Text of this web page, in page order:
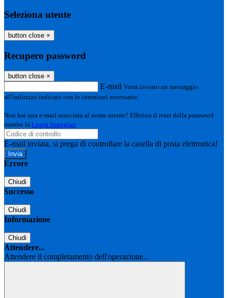
Seleziona utente
button close ×
Recupero password
button close ×
E-mail Verrà inviato un messaggio
all'indirizzo indicato con le istruzioni necessarie.
Non hai una e-mail associata al nome utente? Effettua il reset della password
tramite la Login Spaggiari
E-mail inviata, si prega di controllare la casella di posta elettronica!
Errore
Chiudi
Successo
Chiudi
Informazione
Chiudi
Attendere...
Attendere il completamento dell'operazione...